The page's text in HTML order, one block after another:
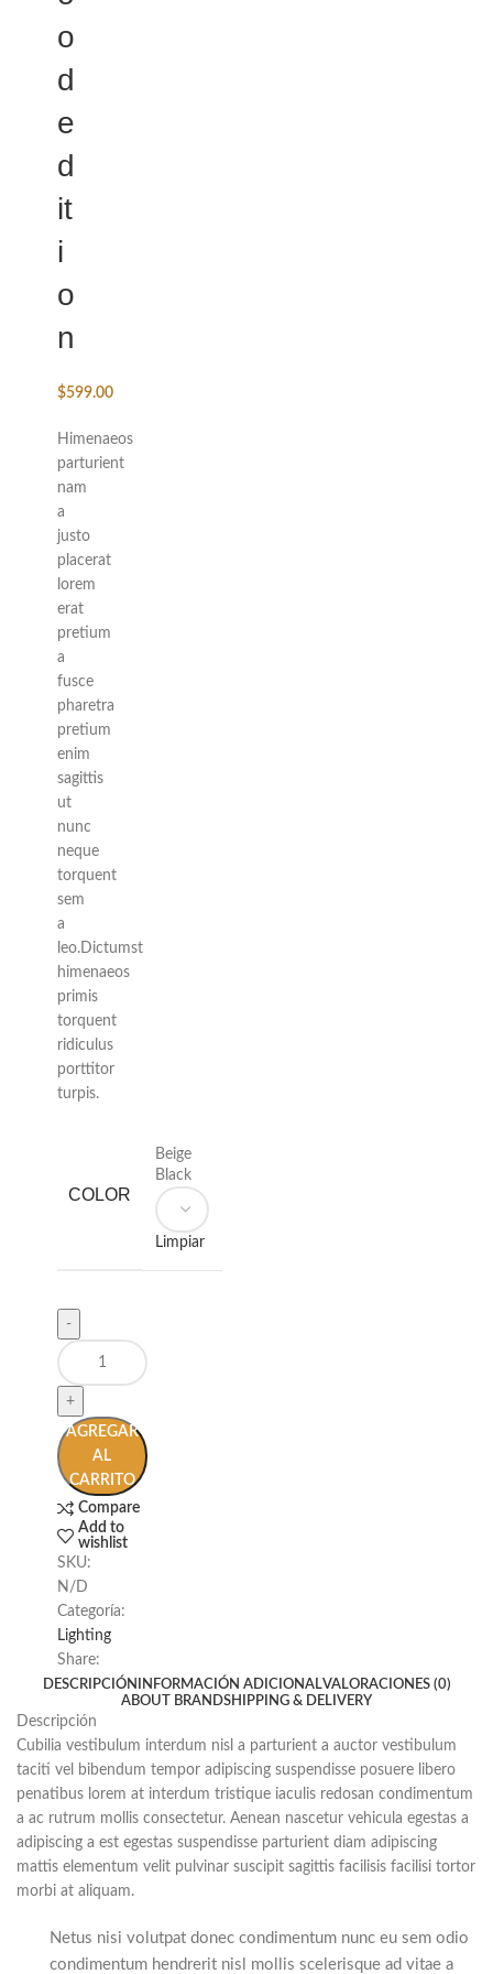
o
d
e
d
it
i
o
n
$599.00
Himenaeos
parturient
nam
a
justo
placerat
lorem
erat
pretium
a
fusce
pharetra
pretium
enim
sagittis
ut
nunc
neque
torquent
sem
a
leo.Dictumst
himenaeos
primis
torquent
ridiculus
porttitor
turpis.
COLOR
Beige
Black
Limpiar
AGREGAR
AL
CARRITO
Compare
Add to
wishlist
SKU:
N/D
Categoría:
Lighting
Share:
DESCRIPCIÓN INFORMACIÓN ADICIONALVALORACIONES (0)
ABOUT BRANDSHIPPING & DELIVERY
Descripción
Cubilia vestibulum interdum nisl a parturient a auctor vestibulum
taciti vel bibendum tempor adipiscing suspendisse posuere libero
penatibus lorem at interdum tristique iaculis redosan condimentum
a ac rutrum mollis consectetur. Aenean nascetur vehicula egestas a
adipiscing a est egestas suspendisse parturient diam adipiscing
mattis elementum velit pulvinar suscipit sagittis facilisis facilisi tortor
morbi at aliquam.
Netus nisi volutpat donec condimentum nunc eu sem odio
condimentum hendrerit nisl mollis scelerisque ad vitae a